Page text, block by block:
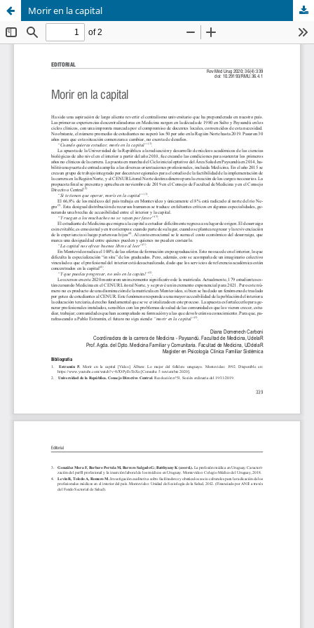
Morir en la capital